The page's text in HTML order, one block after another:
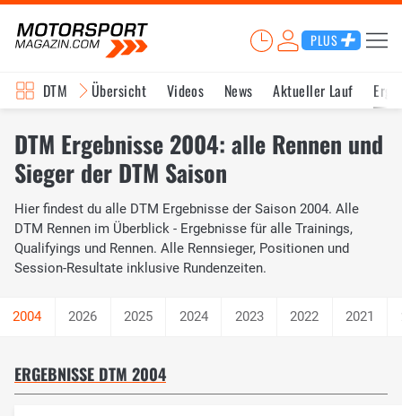
PLUS
DTM Übersicht Videos News Aktueller Lauf
DTM Ergebnisse 2004: alle Rennen und
Sieger der DTM Saison
Hier findest du alle DTM Ergebnisse der Saison 2004. Alle
DTM Rennen im Überblick - Ergebnisse für alle Trainings,
Qualifyings und Rennen. Alle Rennsieger, Positionen und
Session-Resultate inklusive Rundenzeiten.
2026 2025 2024 2023 2022 2021
ERGEBNISSE DTM 2004